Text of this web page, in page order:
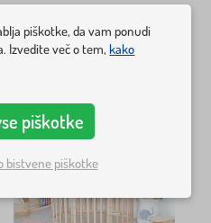
Priporočano
Tip
piškotke, da vam ponudi
Izvedite več o tem,kako
piškotke
bistvene piškotke